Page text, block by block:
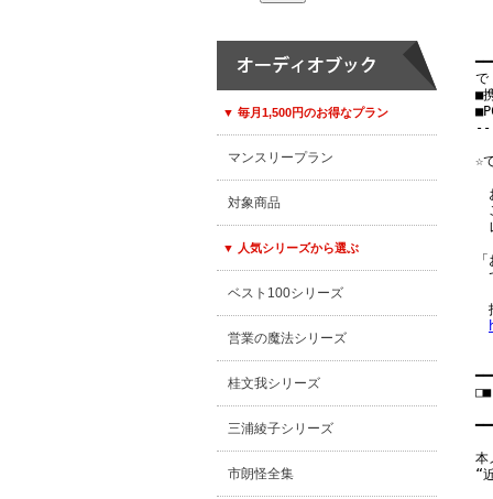
▼ 毎月1,500円のお得なプラン
マンスリープラン
対象商品
▼ 人気シリーズから選ぶ
ベスト100シリーズ
営業の魔法シリーズ
桂文我シリーズ
三浦綾子シリーズ
市朗怪全集
■
☆
本
“